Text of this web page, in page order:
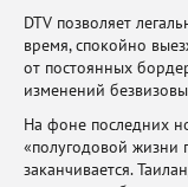
DTV позволяет
время, спокойно
от постоянных
изменений
На фоне последних
«полугодовой жизни
заканчивается.